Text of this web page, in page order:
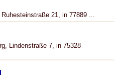
21, in 77889 ...
Lindenstraße 7, in 75328